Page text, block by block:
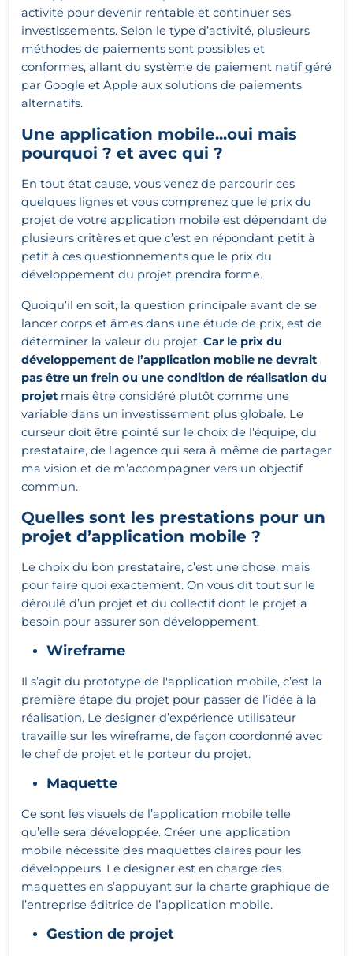
activité pour devenir rentable et continuer ses
investissements. Selon le type d’activité, plusieurs
méthodes de paiements sont possibles et
conformes, allant du système de paiement natif géré
par Google et Apple aux solutions de paiements
alternatifs.
Une application mobile...oui mais
pourquoi ? et avec qui ?
En tout état cause, vous venez de parcourir ces
quelques lignes et vous comprenez que le prix du
projet de votre application mobile est dépendant de
plusieurs critères et que c’est en répondant petit à
petit à ces questionnements que le prix du
développement du projet prendra forme.
Quoiqu’il en soit, la question principale avant de se
lancer corps et âmes dans une étude de prix, est de
déterminer la valeur du projet. Car le prix du
développement de l’application mobile ne devrait
pas être un frein ou une condition de réalisation du
projet mais être considéré plutôt comme une
variable dans un investissement plus globale. Le
curseur doit être pointé sur le choix de l'équipe, du
prestataire, de l'agence qui sera à même de partager
ma vision et de m’accompagner vers un objectif
commun.
Quelles sont les prestations pour un
projet d’application mobile ?
Le choix du bon prestataire, c’est une chose, mais
pour faire quoi exactement. On vous dit tout sur le
déroulé d’un projet et du collectif dont le projet a
besoin pour assurer son développement.
Wireframe
Il s’agit du prototype de l'application mobile, c’est la
première étape du projet pour passer de l’idée à la
réalisation. Le designer d’expérience utilisateur
travaille sur les wireframe, de façon coordonné avec
le chef de projet et le porteur du projet.
Maquette
Ce sont les visuels de l’application mobile telle
qu’elle sera développée. Créer une application
mobile nécessite des maquettes claires pour les
développeurs. Le designer est en charge des
maquettes en s’appuyant sur la charte graphique de
l’entreprise éditrice de l’application mobile.
Gestion de projet